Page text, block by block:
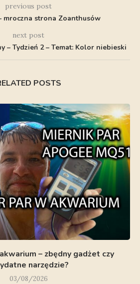
previous post
mroczna strona Zoanthusów
next post
– Tydzień 2 – Temat: Kolor niebieski
POSTS
– zbędny gadżet czy
narzędzie?
03/08/2026